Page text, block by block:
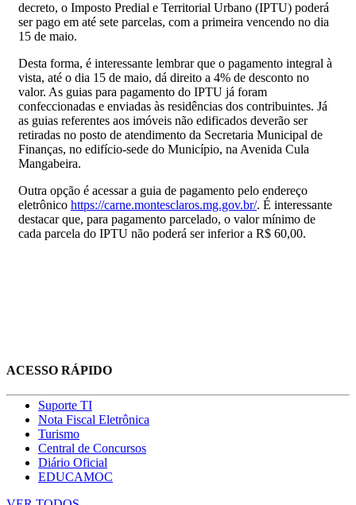
decreto, o Imposto Predial e Territorial Urbano (IPTU) poderá
ser pago em até sete parcelas, com a primeira vencendo no dia
15 de maio.
Desta forma, é interessante lembrar que o pagamento integral à
vista, até o dia 15 de maio, dá direito a 4% de desconto no
valor. As guias para pagamento do IPTU já foram
confeccionadas e enviadas às residências dos contribuintes. Já
as guias referentes aos imóveis não edificados deverão ser
retiradas no posto de atendimento da Secretaria Municipal de
Finanças, no edifício-sede do Município, na Avenida Cula
Mangabeira.
Outra opção é acessar a guia de pagamento pelo endereço
eletrônico https://carne.montesclaros.mg.gov.br/. É interessante
destacar que, para pagamento parcelado, o valor mínimo de
cada parcela do IPTU não poderá ser inferior a R$ 60,00.
ACESSO RÁPIDO
Suporte TI
Nota Fiscal Eletrônica
Turismo
Central de Concursos
Diário Oficial
EDUCAMOC